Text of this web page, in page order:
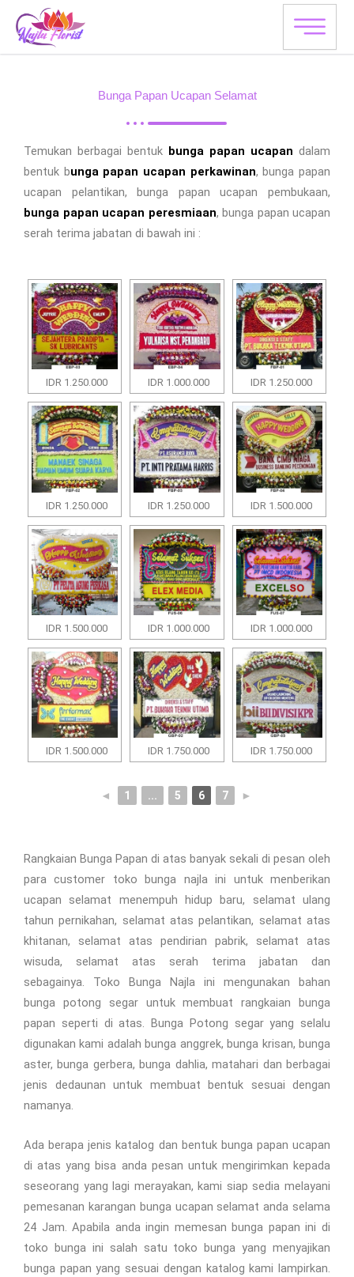
Bunga Papan Ucapan Selamat
Temukan berbagai bentuk bunga papan ucapan dalam
bentuk bunga papan ucapan perkawinan, bunga papan
ucapan pelantikan, bunga papan ucapan pembukaan,
bunga papan ucapan peresmiaan, bunga papan ucapan
serah terima jabatan di bawah ini :
IDR 1.250.000 IDR 1.000.000 IDR 1.250.000
IDR 1.250.000 IDR 1.250.000 IDR 1.500.000
IDR 1.500.000 IDR 1.000.000 IDR 1.000.000
IDR 1.500.000 IDR 1.750.000 IDR 1.750.000
◄ 1 ... 5 6 7 ►
Rangkaian Bunga Papan di atas banyak sekali di pesan oleh
para customer toko bunga najla ini untuk menberikan
ucapan selamat menempuh hidup baru, selamat ulang
tahun pernikahan, selamat atas pelantikan, selamat atas
khitanan, selamat atas pendirian pabrik, selamat atas
wisuda, selamat atas serah terima jabatan dan
sebagainya. Toko Bunga Najla ini mengunakan bahan
bunga potong segar untuk membuat rangkaian bunga
papan seperti di atas. Bunga Potong segar yang selalu
digunakan kami adalah bunga anggrek, bunga krisan, bunga
aster, bunga gerbera, bunga dahlia, matahari dan berbagai
jenis dedaunan untuk membuat bentuk sesuai dengan
namanya.
Ada berapa jenis katalog dan bentuk bunga papan ucapan
di atas yang bisa anda pesan untuk mengirimkan kepada
seseorang yang lagi merayakan, kami siap sedia melayani
pemesanan karangan bunga ucapan selamat anda selama
24 Jam. Apabila anda ingin memesan bunga papan ini di
toko bunga ini salah satu toko bunga yang menyajikan
bunga papan yang sesuai dengan katalog kami lampirkan.